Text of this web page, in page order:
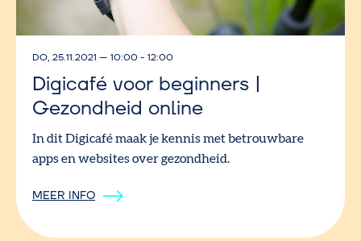
DO, 25.11.2021 — 10:00 - 12:00
Digicafé voor beginners |
Gezondheid online
In dit Digicafé maak je kennis met betrouwbare
apps en websites over gezondheid.
MEER INFO